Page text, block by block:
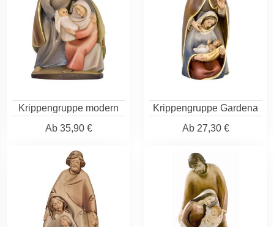
Krippengruppe modern
Ab35,90 €
Krippengruppe Gardena
Ab27,30 €